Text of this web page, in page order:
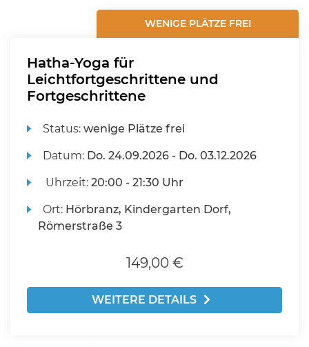
WENIGE PLÄTZE FREI
Hatha-Yoga für
Leichtfortgeschrittene und
Fortgeschrittene
Status:wenige Plätze frei
Datum: Do. 24.09.2026 - Do. 03.12.2026
Uhrzeit:20:00 - 21:30 Uhr
Ort: Hörbranz, Kindergarten Dorf,
Römerstraße 3
149,00 €
WEITERE DETAILS